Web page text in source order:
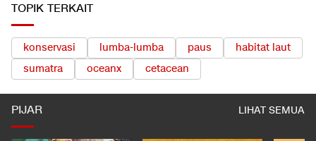
TOPIK TERKAIT
konservasi lumba-lumba paus
habitat laut
sumatra
oceanx cetacean
PIJAR LIHAT SEMUA